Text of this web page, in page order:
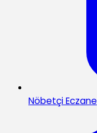
Nöbetçi Eczane